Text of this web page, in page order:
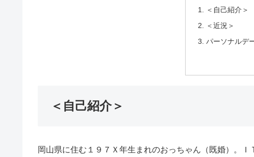
＜自己紹介＞
＜近況＞
パーソナルデ
＜自己紹介＞
岡山県に住む１９７Ｘ年生まれのおっちゃん（既婚）。